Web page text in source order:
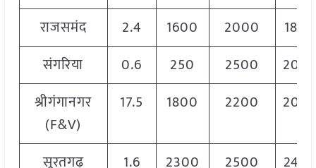
राजसमंद 2.4 1600 2000
1800
संगरिया
0.6 250 2500
श्रीगंगानगर
(F&V)
17.5 1800 2200
सूरतगढ़ 1.6 2300 2500